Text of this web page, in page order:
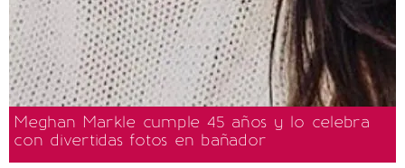
Meghan Markle cumple 45 años y lo celebra
con divertidas fotos en bañador